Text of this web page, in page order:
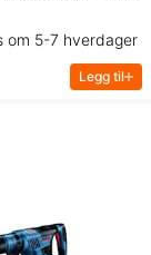
om 5-7 hverdager
Legg til